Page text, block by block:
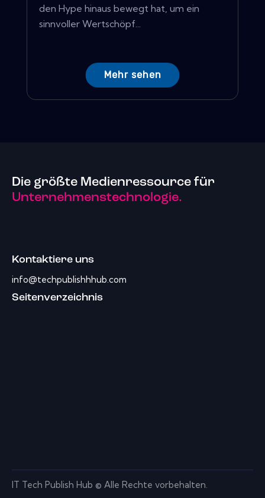
den Hype hinaus bewegt hat, um ein
sinnvoller Wertschöpf...
Mehr sehen
Die größte Medienressource für
Unternehmenstechnologie.
Kontaktiere uns
info@techpublishhhub.com
Seitenverzeichnis
IT Tech Publish Hub © Alle Rechte vorbehalten.